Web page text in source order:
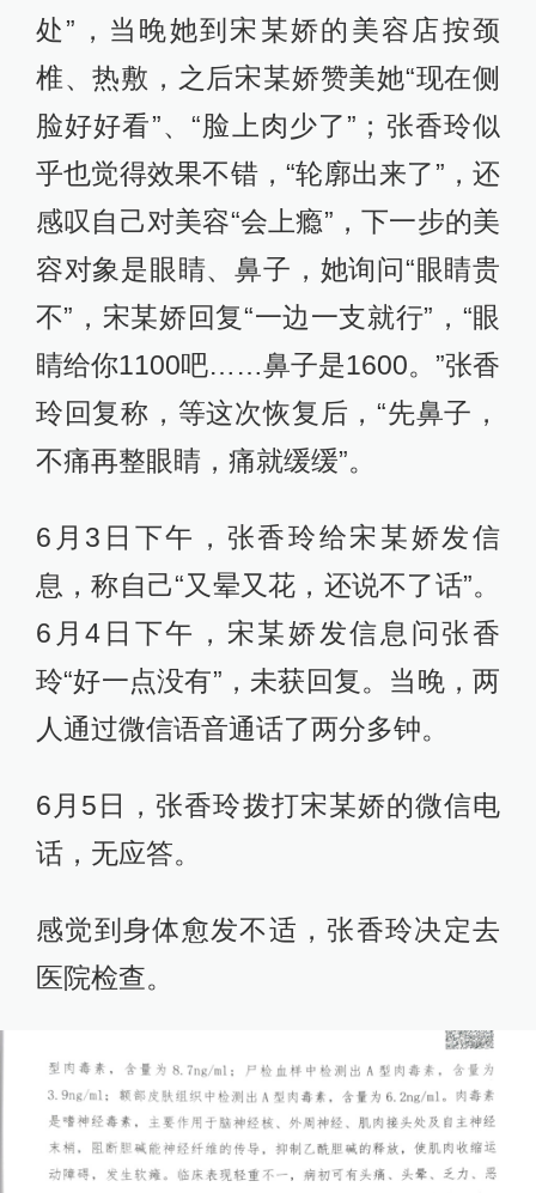
处”，当晚她到宋某娇的美容店按颈
椎、热敷，之后宋某娇赞美她“现在侧
脸好好看”、“脸上肉少了”；张香玲似
乎也觉得效果不错，“轮廓出来了”，还
感叹自己对美容“会上瘾”，下一步的美
容对象是眼睛、鼻子，她询问“眼睛贵
不”，宋某娇回复“一边一支就行”，“眼
睛给你1100吧……鼻子是1600。”张香
玲回复称，等这次恢复后，“先鼻子，
不痛再整眼睛，痛就缓缓”。
6月3日下午，张香玲给宋某娇发信
息，称自己“又晕又花，还说不了话”。
6月4日下午，宋某娇发信息问张香
玲“好一点没有”，未获回复。当晚，两
人通过微信语音通话了两分多钟。
6月5日，张香玲拨打宋某娇的微信电
话，无应答。
感觉到身体愈发不适，张香玲决定去
医院检查。